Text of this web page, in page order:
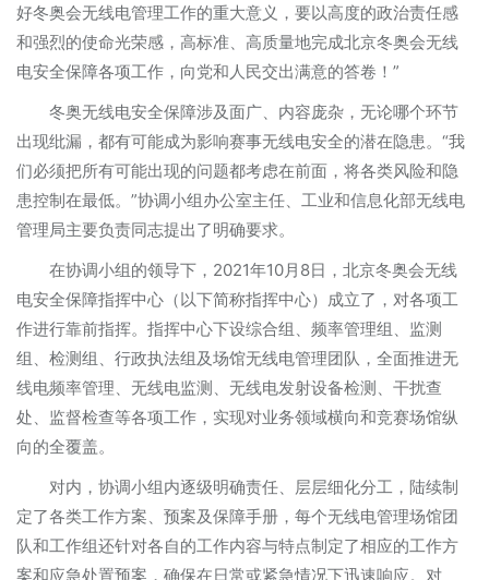
好冬奥会无线电管理工作的重大意义，要以高度的政治责任感
和强烈的使命光荣感，高标准、高质量地完成北京冬奥会无线
电安全保障各项工作，向党和人民交出满意的答卷！”
冬奥无线电安全保障涉及面广、内容庞杂，无论哪个环节
出现纰漏，都有可能成为影响赛事无线电安全的潜在隐患。“我
们必须把所有可能出现的问题都考虑在前面，将各类风险和隐
患控制在最低。”协调小组办公室主任、工业和信息化部无线电
管理局主要负责同志提出了明确要求。
在协调小组的领导下，2021年10月8日，北京冬奥会无线
电安全保障指挥中心（以下简称指挥中心）成立了，对各项工
作进行靠前指挥。指挥中心下设综合组、频率管理组、监测
组、检测组、行政执法组及场馆无线电管理团队，全面推进无
线电频率管理、无线电监测、无线电发射设备检测、干扰查
处、监督检查等各项工作，实现对业务领域横向和竞赛场馆纵
向的全覆盖。
对内，协调小组内逐级明确责任、层层细化分工，陆续制
定了各类工作方案、预案及保障手册，每个无线电管理场馆团
队和工作组还针对各自的工作内容与特点制定了相应的工作方
案和应急处置预案，确保在日常或紧急情况下迅速响应。对